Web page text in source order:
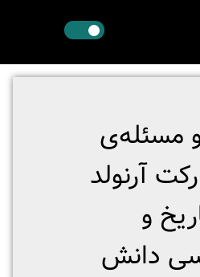
مسئله‌ی
آرنولد
و
دانش